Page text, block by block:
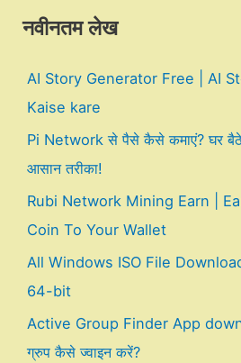
नवीनतम लेख
AI Story Generator Free | AI
Kaise kare
Pi Network से पैसे कैसे कमाएं? घर बैठे
आसान तरीका!
Rubi Network Mining Earn |
Coin To Your Wallet
All Windows ISO File
64-bit
Active Group Finder App
ग्रुप कैसे ज्वाइन करें?